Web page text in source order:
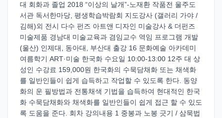
대 회화과 졸업 2018 “이상의 날개”-노재환 작품전 울주도
서관 독서한마당, 평생학습박람회 지도강사 (갤러리 가야 /
김해)외 전시 다수 펀즈 아트앤 디자인 미술강사 & 더펀즈
미술제품 경남대 미술교육과 겸임교수 역임 프로그램 개발
(울산) 인제대, 동아대, 부산대 출강 16 문화예술 아카데미
여름학기 ART·미술 한국화 수요일 10:00-13:00 12주 대 상
성인 수강료 159,000원 한국화의 수묵담채화 또는 채색화
를 일반인들이 쉽게 습득하고 작업할 수 있도록 한다. 동양
화의 운 필방법과 전통채색 기법을 습득하여 현대적인 한국
화 수묵담채화와 채색화를 일반인들이 쉽게 접근 할 수 있도
록 도움을 준다. 회차 강의내용 1 중봉과 노봉 긋기 / 삼묵법